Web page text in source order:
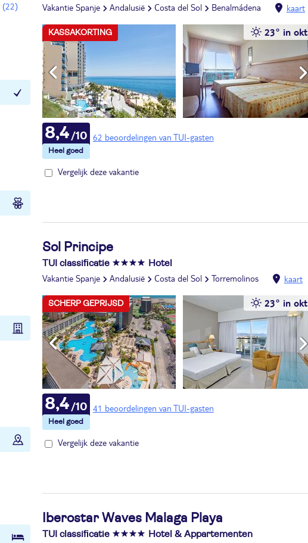
(22)
Vakantie Spanje Andalusië Costa del Sol Benalmádena kaart
23° in okt
KASSAKORTING
62 beoordelingen van TUI-gasten
8,4
Vergelijk deze vakantie
Sol Principe
TUI classificatie Hotel
Vakantie Spanje Andalusië Costa del Sol Torremolinos kaart
23° in okt
SCHERP GEPRIJSD
41 beoordelingen van TUI-gasten
8,4
Vergelijk deze vakantie
Iberostar Waves Malaga Playa
TUI classificatie Hotel & Appartementen